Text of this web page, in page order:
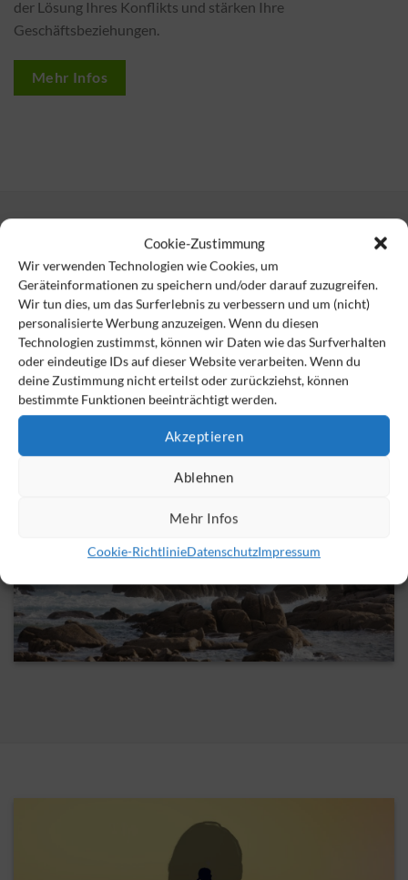
Cookie-Zustimmung
Wir verwenden Technologien wie Cookies, um
Geräteinformationen zu speichern und/oder darauf zuzugreifen.
Wir tun dies, um das Surferlebnis zu verbessern und um (nicht)
personalisierte Werbung anzuzeigen. Wenn du diesen
Technologien zustimmst, können wir Daten wie das Surfverhalten
oder eindeutige IDs auf dieser Website verarbeiten. Wenn du
deine Zustimmung nicht erteilst oder zurückziehst, können
bestimmte Funktionen beeinträchtigt werden.
Akzeptieren
Ablehnen
Mehr Infos
Cookie-RichtlinieDatenschutzImpressum
der Lösung Ihres Konflikts und stärken Ihre
Geschäftsbeziehungen.
Mehr Infos
Business Coaching
Verfeinern Sie Ihre Führungsfähigkeiten und erreichen Sie
Ihre Ziele durch unsere individuellen Coachings.
Mehr Infos